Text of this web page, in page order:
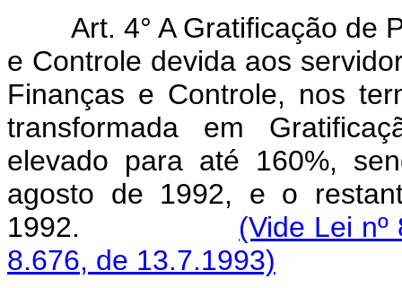
Art. 4° A Gratificação de
e Controle devida aos
Finanças e Controle, nos
transformada em
elevado para até 160%,
agosto de 1992, e o
1992. (Vide Lei
8.676, de 13.7.1993)